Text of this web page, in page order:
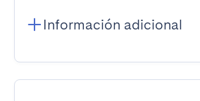
Información adicional